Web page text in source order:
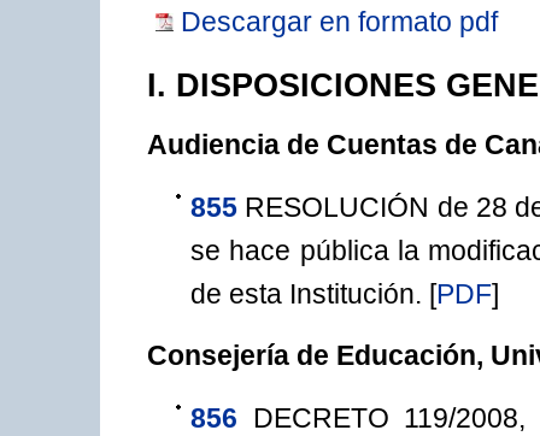
Descargar en formato pdf
I. DISPOSICIONES
Audiencia de Cuentas de
855 RESOLUCIÓN de 28
se hace pública la
de esta Institución. [PDF]
Consejería de Educación,
856 DECRETO 119/